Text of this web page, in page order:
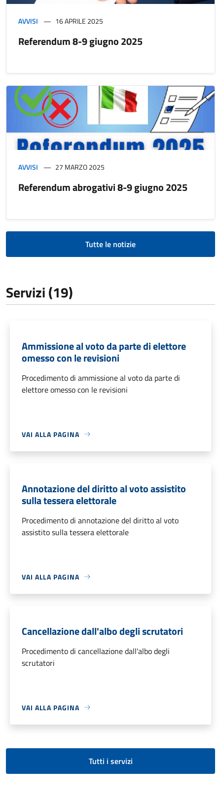
AVVISI 16 APRILE 2025
Referendum 8-9 giugno 2025
AVVISI 27 MARZO 2025
Referendum abrogativi 8-9 giugno 2025
Tutte le notizie
Servizi (19)
Ammissione al voto da parte di elettore
omesso con le revisioni
Procedimento di ammissione al voto da parte di
elettore omesso con le revisioni
VAI ALLA PAGINA
Annotazione del diritto al voto assistito
sulla tessera elettorale
Procedimento di annotazione del diritto al voto
assistito sulla tessera elettorale
VAI ALLA PAGINA
Cancellazione dall'albo degli scrutatori
Procedimento di cancellazione dall'albo degli
scrutatori
VAI ALLA PAGINA
Tutti i servizi